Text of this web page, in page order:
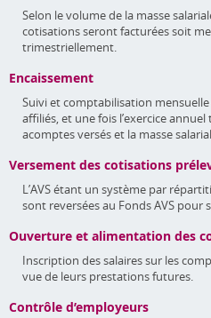
Selon le volume de la masse
cotisations seront facturées soit
trimestriellement.
Encaissement
Suivi et comptabilisation
affiliés, et une fois l’exercice
acomptes versés et la masse
Versement des cotisations
L’AVS étant un système par
sont reversées au Fonds AVS pour
Ouverture et alimentation des
Inscription des salaires sur les
vue de leurs prestations futures.
Contrôle d’employeurs